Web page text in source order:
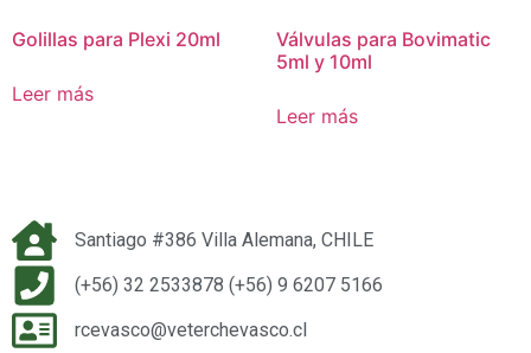
Golillas para Plexi 20ml
Leer más
Válvulas para Bovimatic
5ml y 10ml
Leer más
Santiago #386 Villa Alemana, CHILE
(+56) 32 2533878 (+56) 9 6207 5166
rcevasco@veterchevasco.cl